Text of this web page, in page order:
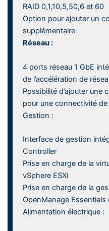
RAID 0,1,10,5,50,6 et 60
Option pour ajouter un
supplémentaire
Réseau :
4 ports réseau 1 GbE
de l’accélération de
Possibilité d’ajouter une
pour une connectivité
Gestion :
Interface de gestion
Controller
Prise en charge de la
vSphere ESXi
Prise en charge de la
OpenManage
Alimentation électrique :